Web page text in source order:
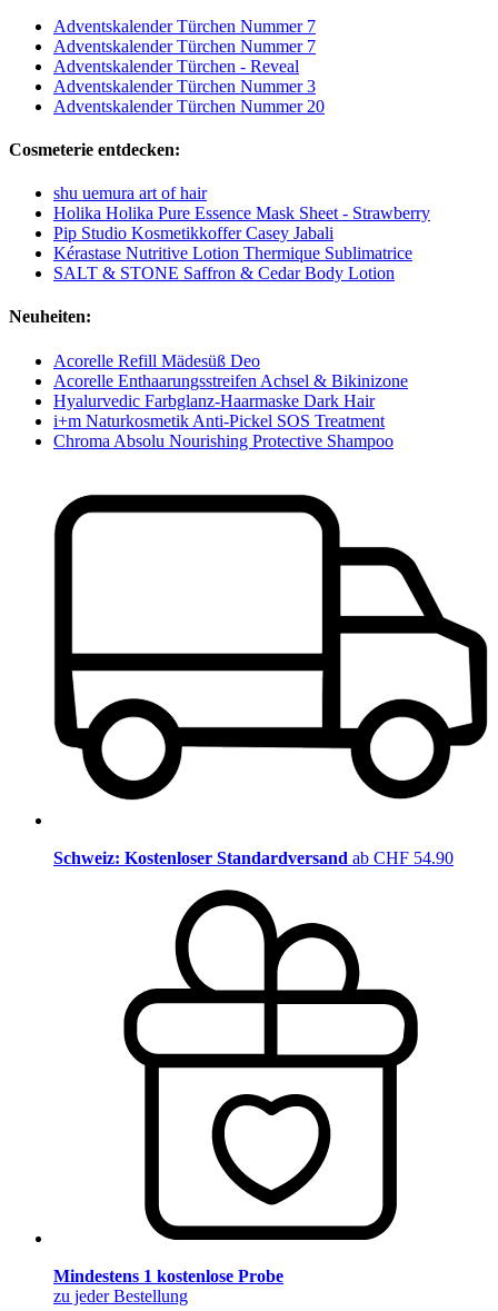
Adventskalender Türchen Nummer 7
Adventskalender Türchen Nummer 7
Adventskalender Türchen - Reveal
Adventskalender Türchen Nummer 3
Adventskalender Türchen Nummer 20
Cosmeterie entdecken:
shu uemura art of hair
Holika Holika Pure Essence Mask Sheet - Strawberry
Pip Studio Kosmetikkoffer Casey Jabali
Kérastase Nutritive Lotion Thermique Sublimatrice
SALT & STONE Saffron & Cedar Body Lotion
Neuheiten:
Acorelle Refill Mädesüß Deo
Acorelle Enthaarungsstreifen Achsel & Bikinizone
Hyalurvedic Farbglanz-Haarmaske Dark Hair
i+m Naturkosmetik Anti-Pickel SOS Treatment
Chroma Absolu Nourishing Protective Shampoo
Schweiz: Kostenloser Standardversand ab CHF 54.90
Mindestens 1 kostenlose Probe
zu jeder Bestellung